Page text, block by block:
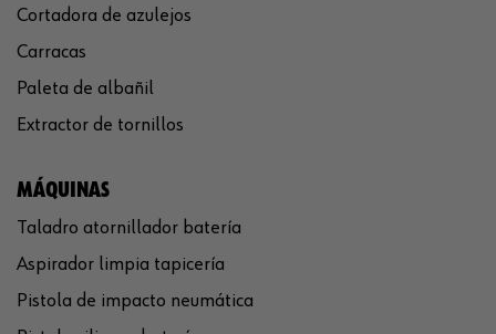
Cortadora de azulejos
Carracas
Paleta de albañil
Extractor de tornillos
MÁQUINAS
Taladro atornillador batería
Aspirador limpia tapicería
Pistola de impacto neumática